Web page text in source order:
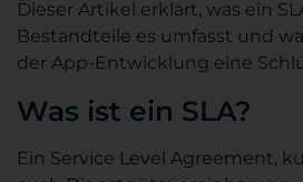
Dieser Artikel erklärt, was ein
Bestandteile es umfasst und
der App-Entwicklung eine
Was ist ein SLA?
Ein Service Level Agreement,